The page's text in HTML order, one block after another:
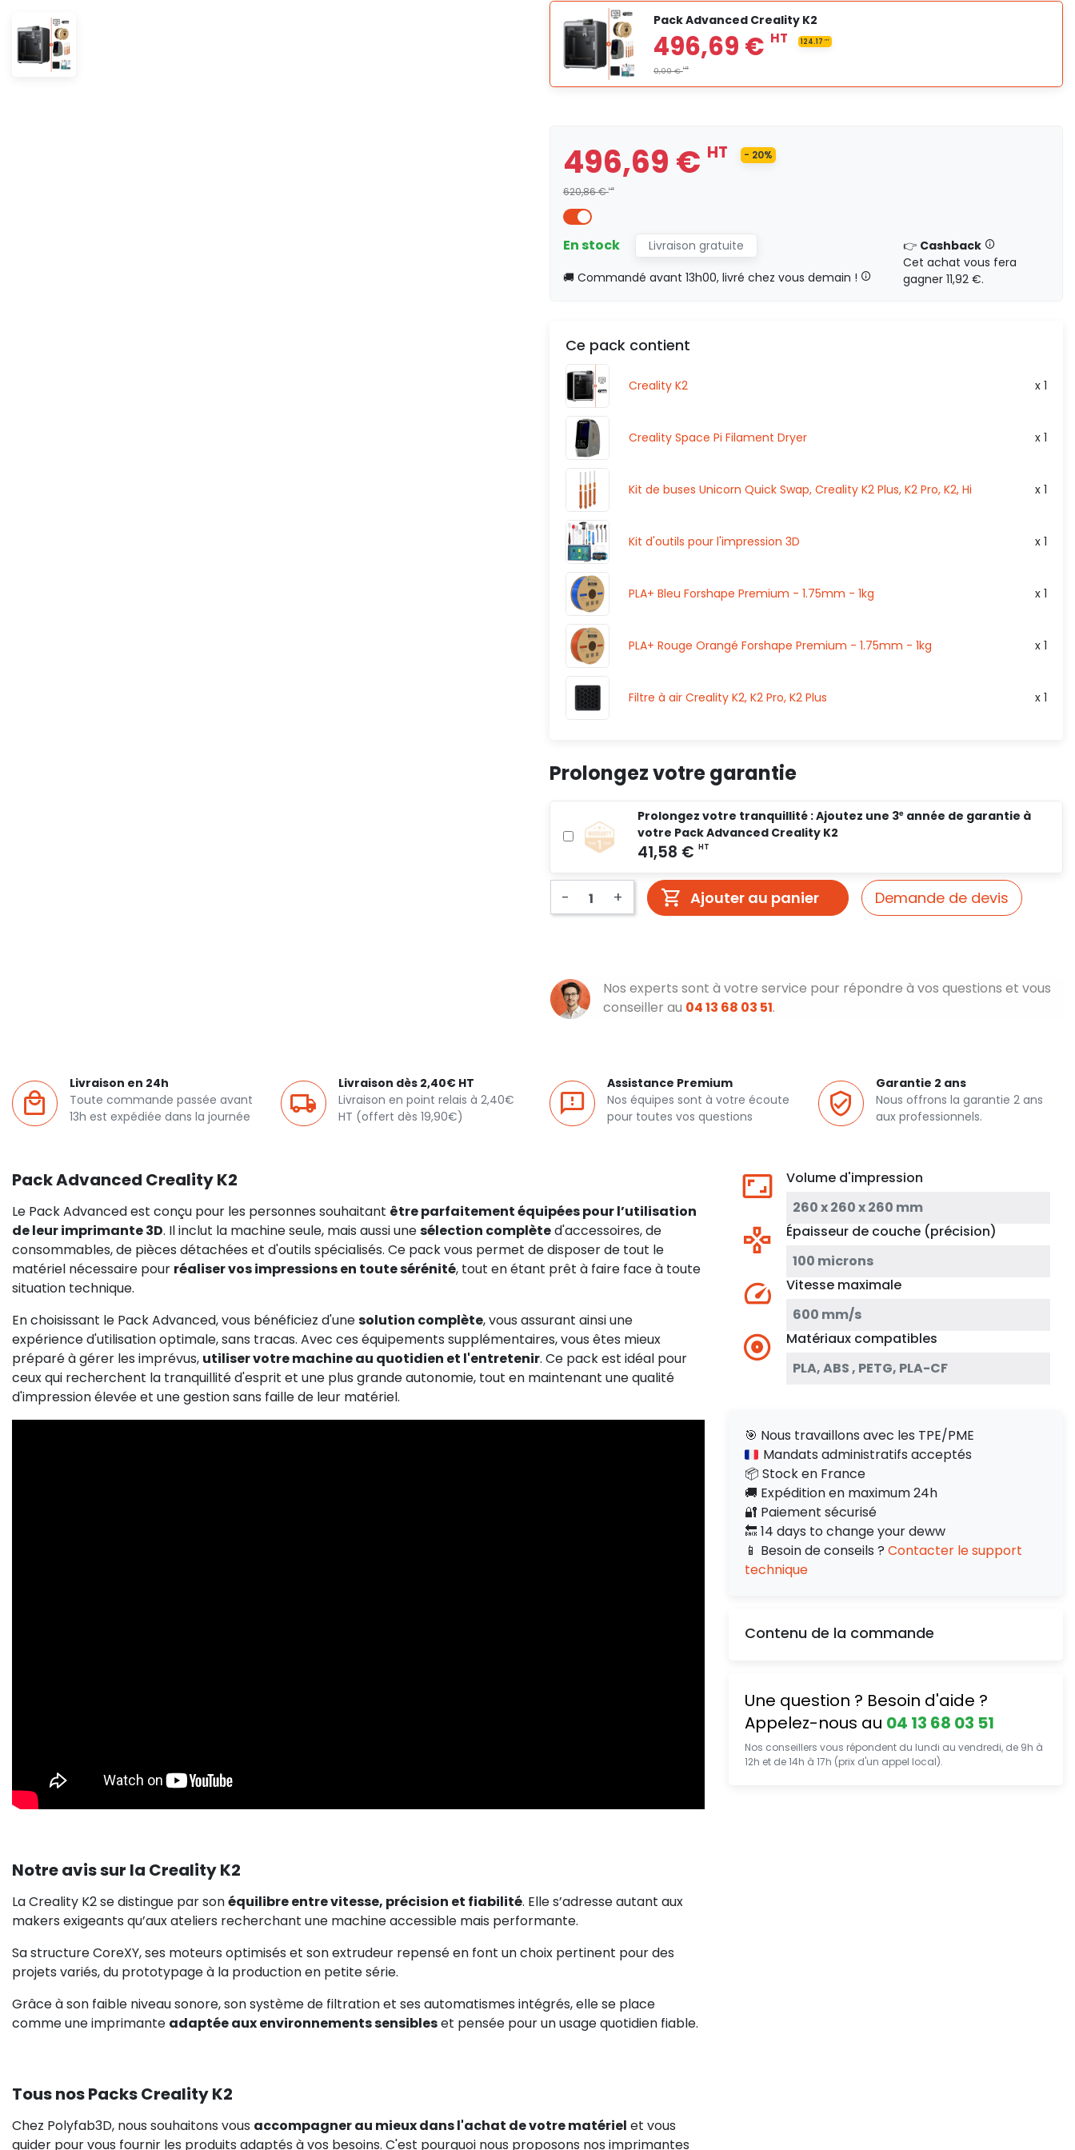
0,00 €
Pack Advanced Creality K2
496,69 €
496,69 € HT
620,86 €HT
- 20%
En stock
Livraison gratuite
🚚 Commandé avant 13h00, livré chez vous demain !
👉 Cashback
Cet achat vous fera
gagner 11,92 €.
Ce pack contient
Creality K2 x 1
Creality Space Pi Filament Dryer x 1
Kit de buses Unicorn Quick Swap, Creality K2 Plus, K2 Pro, K2, Hi x 1
Kit d'outils pour l'impression 3D x 1
PLA+ Bleu Forshape Premium - 1.75mm - 1kg x 1
PLA+ Rouge Orangé Forshape Premium - 1.75mm - 1kg x 1
Filtre à air Creality K2, K2 Pro, K2 Plus x 1
Prolongez votre garantie
Prolongez votre tranquillité : Ajoutez une 3ᵉ année de garantie à
votre Pack Advanced Creality K2
- + Ajouter au panier Demande de devis
Nos experts sont à votre service pour répondre à vos questions et vous
conseiller au 04 13 68 03 51.
Livraison en 24h
Toute commande passée avant
13h est expédiée dans la journée
Livraison dès 2,40€ HT
Livraison en point relais à 2,40€
HT (offert dès 19,90€)
Assistance Premium
Nos équipes sont à votre écoute
pour toutes vos questions
Garantie 2 ans
Nous offrons la garantie 2 ans
aux professionnels.
Pack Advanced Creality K2
Le Pack Advanced est conçu pour les personnes souhaitant être parfaitement équipées pour l’utilisation
de leur imprimante 3D. Il inclut la machine seule, mais aussi unesélection complèted'accessoires, de
consommables, de pièces détachées et d'outils spécialisés. Ce pack vous permet de disposer de tout le
matériel nécessaire pour réaliser vos impressions en toute sérénité, tout en étant prêt à faire face à toute
situation technique.
En choisissant le Pack Advanced, vous bénéficiez d'unesolution complète, vous assurant ainsi une
expérience d'utilisation optimale, sans tracas. Avec ces équipements supplémentaires, vous êtes mieux
préparé à gérer les imprévus, utiliser votre machine au quotidien et l'entretenir. Ce pack est idéal pour
ceux qui recherchent la tranquillité d'esprit et une plus grande autonomie, tout en maintenant une qualité
d'impression élevée et une gestion sans faille de leur matériel.
Notre avis sur la Creality K2
La Creality K2 se distingue par sonéquilibre entre vitesse, précision et fiabilité. Elle s’adresse autant aux
makers exigeants qu’aux ateliers recherchant une machine accessible mais performante.
Sa structure CoreXY, ses moteurs optimisés et son extrudeur repensé en font un choix pertinent pour des
projets variés, du prototypage à la production en petite série.
Grâce à son faible niveau sonore, son système de filtration et ses automatismes intégrés, elle se place
comme une imprimante adaptée aux environnements sensibleset pensée pour un usage quotidien fiable.
Tous nos Packs Creality K2
Chez Polyfab3D, nous souhaitons vous accompagner au mieux dans l'achat de votre matériel et vous
guider pour vous fournir les produits adaptés à vos besoins. C'est pourquoi nous proposons nos imprimantes
Volume d'impression
260 x 260 x 260 mm
Épaisseur de couche (précision)
100 microns
Vitesse maximale
600 mm/s
Matériaux compatibles
PLA, ABS , PETG, PLA-CF
🎯 Nous travaillons avec les TPE/PME
Mandats administratifs acceptés
📦 Stock en France
🚚 Expédition en maximum 24h
🔐 Paiement sécurisé
🔙 14 days to change your deww
📱 Besoin de conseils ? Contacter le support
technique
Contenu de la commande
Une question ? Besoin d'aide ?
Appelez-nous au 04 13 68 03 51
Nos conseillers vous répondent du lundi au vendredi, de 9h à
12h et de 14h à 17h (prix d'un appel local).